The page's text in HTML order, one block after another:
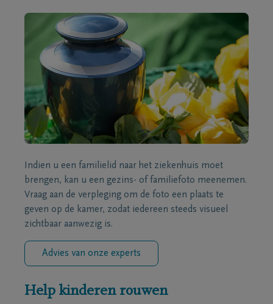
Indien u een familielid naar het ziekenhuis moet
brengen, kan u een gezins- of familiefoto meenemen.
Vraag aan de verpleging om de foto een plaats te
geven op de kamer, zodat iedereen steeds visueel
zichtbaar aanwezig is.
Advies van onze experts
Help kinderen rouwen